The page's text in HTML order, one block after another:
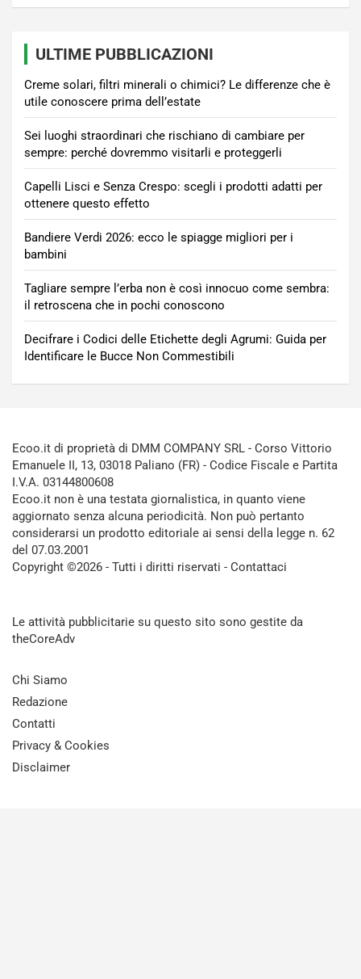
ULTIME PUBBLICAZIONI
Creme solari, filtri minerali o chimici? Le differenze che è
utile conoscere prima dell’estate
Sei luoghi straordinari che rischiano di cambiare per
sempre: perché dovremmo visitarli e proteggerli
Capelli Lisci e Senza Crespo: scegli i prodotti adatti per
ottenere questo effetto
Bandiere Verdi 2026: ecco le spiagge migliori per i
bambini
Tagliare sempre l’erba non è così innocuo come sembra:
il retroscena che in pochi conoscono
Decifrare i Codici delle Etichette degli Agrumi: Guida per
Identificare le Bucce Non Commestibili
Ecoo.it di proprietà di DMM COMPANY SRL - Corso Vittorio
Emanuele II, 13, 03018 Paliano (FR) - Codice Fiscale e Partita
I.V.A. 03144800608
Ecoo.it non è una testata giornalistica, in quanto viene
aggiornato senza alcuna periodicità. Non può pertanto
considerarsi un prodotto editoriale ai sensi della legge n. 62
del 07.03.2001
Copyright ©2026 - Tutti i diritti riservati - Contattaci
Le attività pubblicitarie su questo sito sono gestite da
theCoreAdv
Chi Siamo
Redazione
Contatti
Privacy & Cookies
Disclaimer